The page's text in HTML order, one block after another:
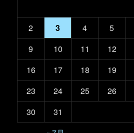
2
3 4 5
9
10 11 12
16
17 18 19
23
24 25 26
30
31